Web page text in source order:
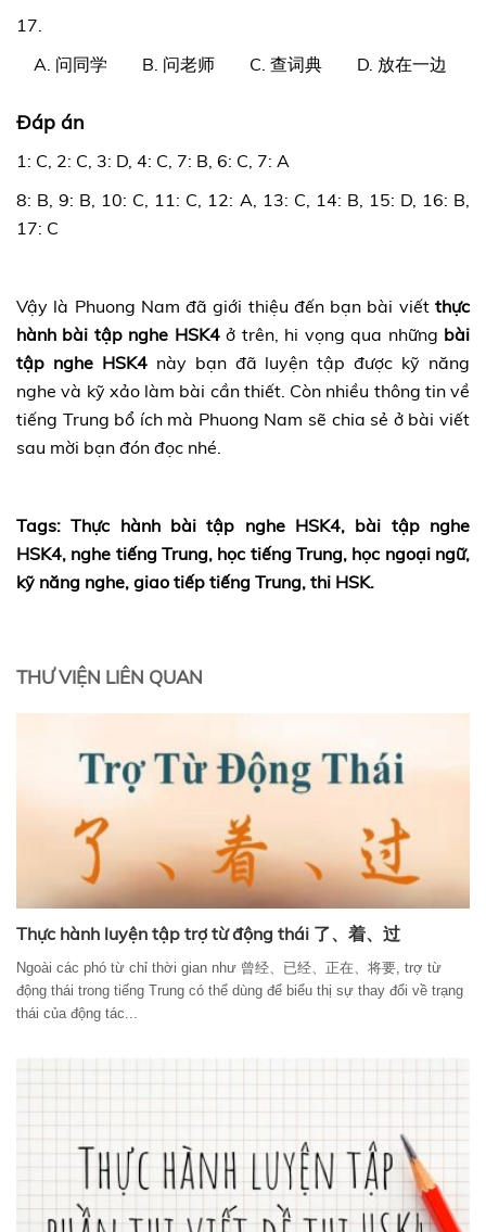
17.
A. 问同学 B. 问老师 C. 查词典 D. 放在一边
Đáp án
1: C, 2: C, 3: D, 4: C, 7: B, 6: C, 7: A
8: B, 9: B, 10: C, 11: C, 12: A, 13: C, 14: B, 15: D, 16: B,
17: C
Vậy là Phuong Nam đã giới thiệu đến bạn bài viết thực
hành bài tập nghe HSK4ở trên, hi vọng qua những bài
tập nghe HSK4này bạn đã luyện tập được kỹ năng
nghe và kỹ xảo làm bài cần thiết. Còn nhiều thông tin về
tiếng Trung bổ ích mà Phuong Nam sẽ chia sẻ ở bài viết
sau mời bạn đón đọc nhé.
Tags: Thực hành bài tập nghe HSK4, bài tập nghe
HSK4, nghe tiếng Trung, học tiếng Trung, học ngoại ngữ,
kỹ năng nghe, giao tiếp tiếng Trung, thi HSK.
THƯ VIỆN LIÊN QUAN
Thực hành luyện tập trợ từ động thái 了、着、过
Ngoài các phó từ chỉ thời gian như 曾经、已经、正在、将要, trợ từ
động thái trong tiếng Trung có thể dùng để biểu thị sự thay đổi về trạng
thái của động tác...